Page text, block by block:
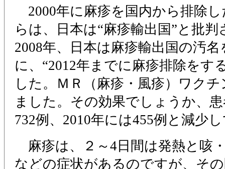
2000年に麻疹を国内から排除
らは、日本は“麻疹輸出国”と批
2008年、日本は麻疹輸出国の汚
に、“2012年までに麻疹排除をす
した。ＭＲ（麻疹・風疹）ワク
ました。その効果でしょうか、
732例、2010年には455例と減少
麻疹は、２～4日間は発熱と咳
などの症状があるのですが、そ